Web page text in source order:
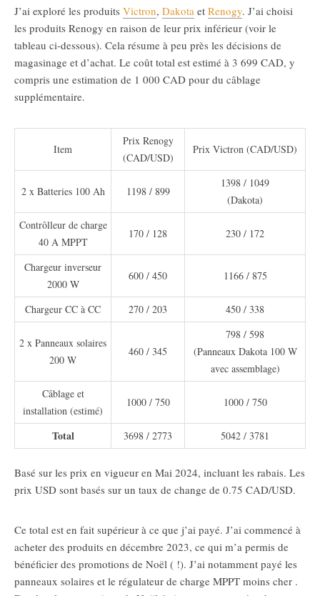
J’ai exploré les produits Victron, Dakota et Renogy. J’ai choisi
les produits Renogy en raison de leur prix inférieur (voir le
tableau ci-dessous). Cela résume à peu près les décisions de
magasinage et d’achat. Le coût total est estimé à 3 699 CAD, y
compris une estimation de 1 000 CAD pour du câblage
supplémentaire.
Item
Prix Renogy
(CAD/USD)
Prix Victron (CAD/USD)
2 x Batteries 100 Ah 1198 / 899
1398 / 1049
(Dakota)
Contrôlleur de charge
40 A MPPT
170 / 128 230 / 172
Chargeur inverseur
2000 W
600 / 450 1166 / 875
Chargeur CC à CC 270 / 203 450 / 338
2 x Panneaux solaires
200 W
460 / 345
798 / 598
(Panneaux Dakota 100 W
avec assemblage)
Câblage et
installation (estimé)
1000 / 750 1000 / 750
Total 3698 / 2773 5042 / 3781
Basé sur les prix en vigueur en Mai 2024, incluant les rabais. Les
prix USD sont basés sur un taux de change de 0.75 CAD/USD.
Ce total est en fait supérieur à ce que j’ai payé. J’ai commencé à
acheter des produits en décembre 2023, ce qui m’a permis de
bénéficier des promotions de Noël ( !). J’ai notamment payé les
panneaux solaires et le régulateur de charge MPPT moins cher .